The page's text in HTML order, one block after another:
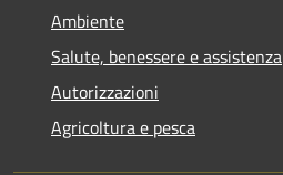
Ambiente
Salute, benessere e assistenza
Autorizzazioni
Agricoltura e pesca